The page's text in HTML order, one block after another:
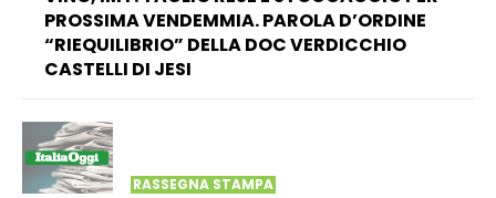
PROSSIMA VENDEMMIA. PAROLA D’ORDINE
“RIEQUILIBRIO” DELLA DOC VERDICCHIO
CASTELLI DI JESI
RASSEGNA STAMPA